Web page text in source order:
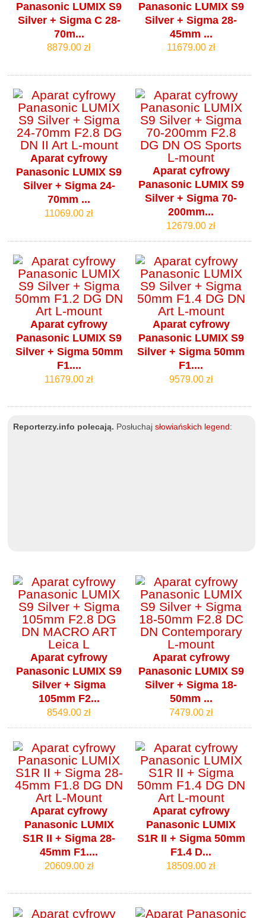
Panasonic LUMIX S9
Silver + Sigma C 28-
70m...
8879.00 zł
Panasonic LUMIX S9
Silver + Sigma 28-
45mm ...
11679.00 zł
Aparat cyfrowy
Panasonic LUMIX S9
Silver + Sigma 24-
70mm ...
11069.00 zł
Aparat cyfrowy
Panasonic LUMIX S9
Silver + Sigma 70-
200mm...
12679.00 zł
Aparat cyfrowy
Panasonic LUMIX S9
Silver + Sigma 50mm
F1....
11679.00 zł
Aparat cyfrowy
Panasonic LUMIX S9
Silver + Sigma 50mm
F1....
9579.00 zł
Reporterzy.info polecają. Posłuchajsłowiańskich legend :
Aparat cyfrowy
Panasonic LUMIX S9
Silver + Sigma
105mm F2...
8549.00 zł
Aparat cyfrowy
Panasonic LUMIX S9
Silver + Sigma 18-
50mm ...
7479.00 zł
Aparat cyfrowy
Panasonic LUMIX
S1R II + Sigma 28-
45mm F1....
20609.00 zł
Aparat cyfrowy
Panasonic LUMIX
S1R II + Sigma 50mm
F1.4 D...
18509.00 zł